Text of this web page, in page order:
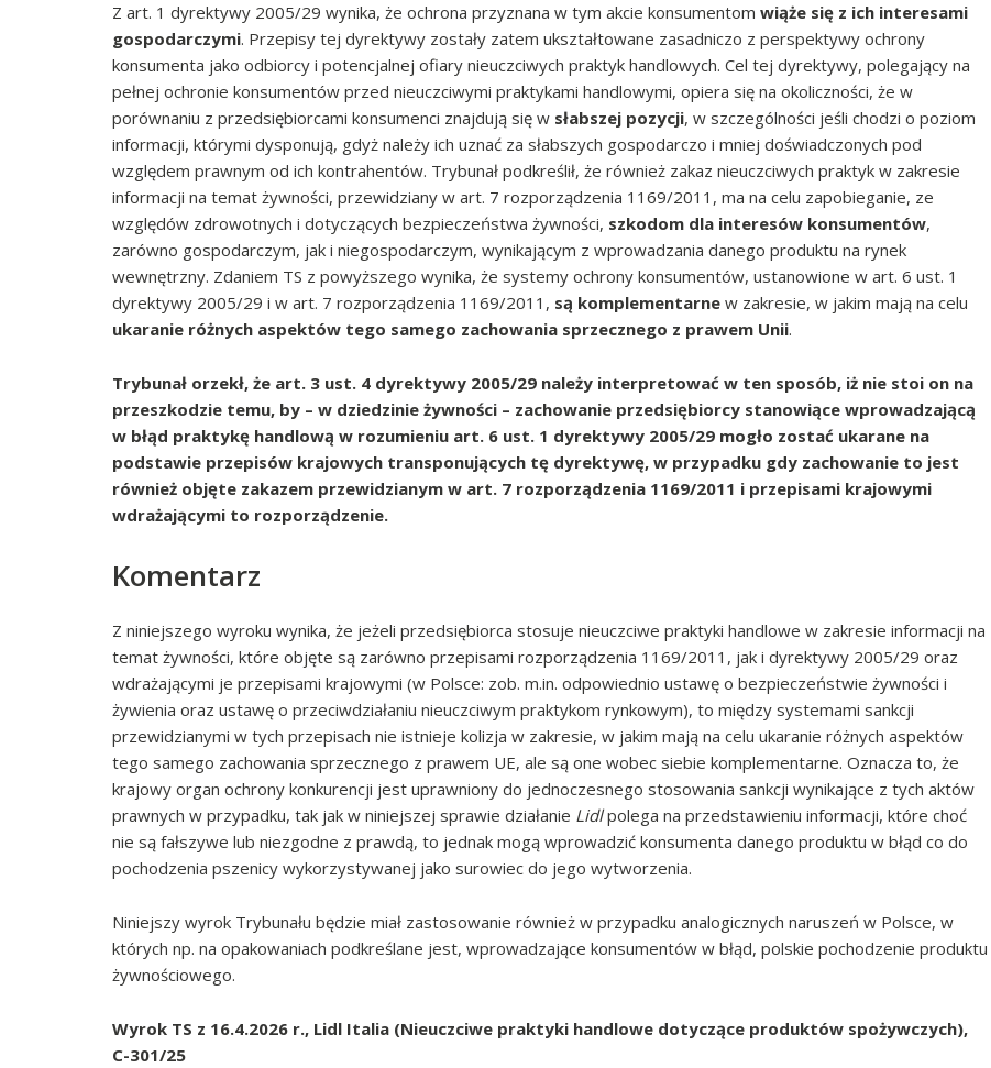
Z art. 1 dyrektywy 2005/29 wynika, że ochrona przyznana w tym akcie konsumentom wiąże się z ich interesami
gospodarczymi. Przepisy tej dyrektywy zostały zatem ukształtowane zasadniczo z perspektywy ochrony
konsumenta jako odbiorcy i potencjalnej ofiary nieuczciwych praktyk handlowych. Cel tej dyrektywy, polegający na
pełnej ochronie konsumentów przed nieuczciwymi praktykami handlowymi, opiera się na okoliczności, że w
porównaniu z przedsiębiorcami konsumenci znajdują się w słabszej pozycji, w szczególności jeśli chodzi o poziom
informacji, którymi dysponują, gdyż należy ich uznać za słabszych gospodarczo i mniej doświadczonych pod
względem prawnym od ich kontrahentów. Trybunał podkreślił, że również zakaz nieuczciwych praktyk w zakresie
informacji na temat żywności, przewidziany w art. 7 rozporządzenia 1169/2011, ma na celu zapobieganie, ze
względów zdrowotnych i dotyczących bezpieczeństwa żywności, szkodom dla interesów konsumentów,
zarówno gospodarczym, jak i niegospodarczym, wynikającym z wprowadzania danego produktu na rynek
wewnętrzny. Zdaniem TS z powyższego wynika, że systemy ochrony konsumentów, ustanowione w art. 6 ust. 1
dyrektywy 2005/29 i w art. 7 rozporządzenia 1169/2011, są komplementarne w zakresie, w jakim mają na celu
ukaranie różnych aspektów tego samego zachowania sprzecznego z prawem Unii.
Trybunał orzekł, że art. 3 ust. 4 dyrektywy 2005/29 należy interpretować w ten sposób, iż nie stoi on na
przeszkodzie temu, by – w dziedzinie żywności – zachowanie przedsiębiorcy stanowiące wprowadzającą
w błąd praktykę handlową w rozumieniu art. 6 ust. 1 dyrektywy 2005/29 mogło zostać ukarane na
podstawie przepisów krajowych transponujących tę dyrektywę, w przypadku gdy zachowanie to jest
również objęte zakazem przewidzianym w art. 7 rozporządzenia 1169/2011 i przepisami krajowymi
wdrażającymi to rozporządzenie.
Komentarz
Z niniejszego wyroku wynika, że jeżeli przedsiębiorca stosuje nieuczciwe praktyki handlowe w zakresie informacji na
temat żywności, które objęte są zarówno przepisami rozporządzenia 1169/2011, jak i dyrektywy 2005/29 oraz
wdrażającymi je przepisami krajowymi (w Polsce: zob. m.in. odpowiednio ustawę o bezpieczeństwie żywności i
żywienia oraz ustawę o przeciwdziałaniu nieuczciwym praktykom rynkowym), to między systemami sankcji
przewidzianymi w tych przepisach nie istnieje kolizja w zakresie, w jakim mają na celu ukaranie różnych aspektów
tego samego zachowania sprzecznego z prawem UE, ale są one wobec siebie komplementarne. Oznacza to, że
krajowy organ ochrony konkurencji jest uprawniony do jednoczesnego stosowania sankcji wynikające z tych aktów
prawnych w przypadku, tak jak w niniejszej sprawie działanie Lidlpolega na przedstawieniu informacji, które choć
nie są fałszywe lub niezgodne z prawdą, to jednak mogą wprowadzić konsumenta danego produktu w błąd co do
pochodzenia pszenicy wykorzystywanej jako surowiec do jego wytworzenia.
Niniejszy wyrok Trybunału będzie miał zastosowanie również w przypadku analogicznych naruszeń w Polsce, w
których np. na opakowaniach podkreślane jest, wprowadzające konsumentów w błąd, polskie pochodzenie produktu
żywnościowego.
Wyrok TS z 16.4.2026 r., Lidl Italia (Nieuczciwe praktyki handlowe dotyczące produktów spożywczych),
C-301/25